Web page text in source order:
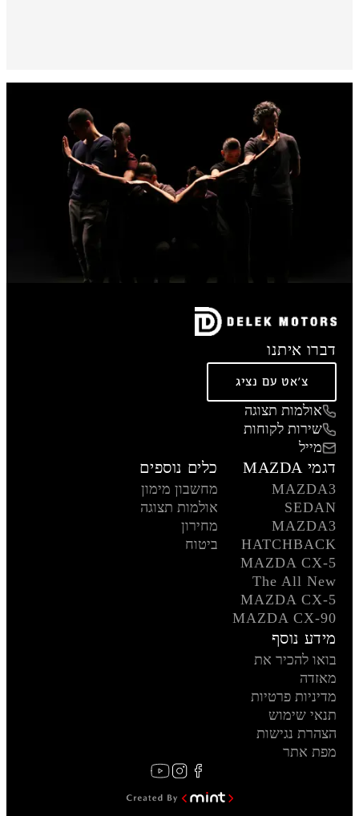
דברו איתנו
צ'אט עם נציג
אולמות תצוגה
שירות לקוחות
מייל
דגמי MAZDA
MAZDA3
SEDAN
MAZDA3
HATCHBACK
MAZDA CX-5
The All New
MAZDA CX-5
MAZDA CX-90
כלים נוספים
מחשבון מימון
אולמות תצוגה
מחירון
ביטוח
מידע נוסף
בואו להכיר את
מאזדה
מדיניות פרטיות
תנאי שימוש
הצהרת נגישות
מפת אתר